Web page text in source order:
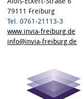
79111 Freiburg
Tel. 0761-21113-3
www.invia-freiburg.de
info@invia-freiburg.de